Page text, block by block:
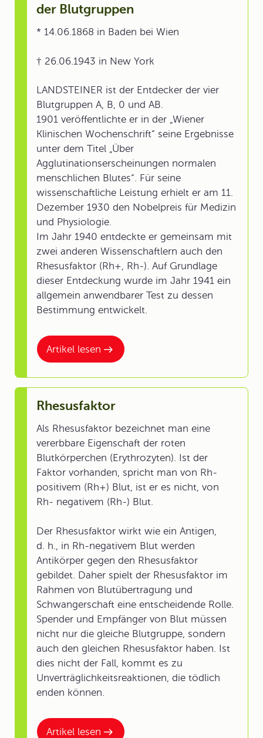
Artikel lesen
der Blutgruppen
* 14.06.1868 in Baden bei Wien
† 26.06.1943 in New York
LANDSTEINER ist der Entdecker der vier
Blutgruppen A, B, 0 und AB.
1901 veröffentlichte er in der „Wiener
Klinischen Wochenschrift“ seine Ergebnisse
unter dem Titel „Über
Agglutinationserscheinungen normalen
menschlichen Blutes“. Für seine
wissenschaftliche Leistung erhielt er am 11.
Dezember 1930 den Nobelpreis für Medizin
und Physiologie.
Im Jahr 1940 entdeckte er gemeinsam mit
zwei anderen Wissenschaftlern auch den
Rhesusfaktor (Rh+, Rh-). Auf Grundlage
dieser Entdeckung wurde im Jahr 1941 ein
allgemein anwendbarer Test zu dessen
Bestimmung entwickelt.
Artikel lesen
Rhesusfaktor
Als Rhesusfaktor bezeichnet man eine
vererbbare Eigenschaft der roten
Blutkörperchen (Erythrozyten). Ist der
Faktor vorhanden, spricht man von Rh-
positivem (Rh+) Blut, ist er es nicht, von
Rh- negativem (Rh-) Blut.
Der Rhesusfaktor wirkt wie ein Antigen,
d. h., in Rh-negativem Blut werden
Antikörper gegen den Rhesusfaktor
gebildet. Daher spielt der Rhesusfaktor im
Rahmen von Blutübertragung und
Schwangerschaft eine entscheidende Rolle.
Spender und Empfänger von Blut müssen
nicht nur die gleiche Blutgruppe, sondern
auch den gleichen Rhesusfaktor haben. Ist
dies nicht der Fall, kommt es zu
Unverträglichkeitsreaktionen, die tödlich
enden können.